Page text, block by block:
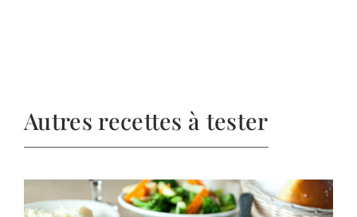
Autres recettes à tester